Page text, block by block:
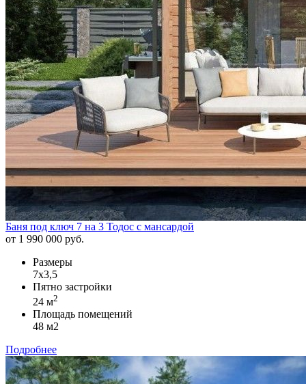
Баня под ключ 7 на 3 Тодос с мансардой
от 1 990 000 руб.
Размеры
7х3,5
Пятно застройки
24 м2
Площадь помещений
48 м2
Подробнее